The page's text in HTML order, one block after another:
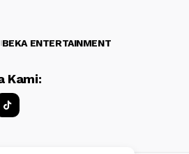
BEKA ENTERTAINMENT
Kami: